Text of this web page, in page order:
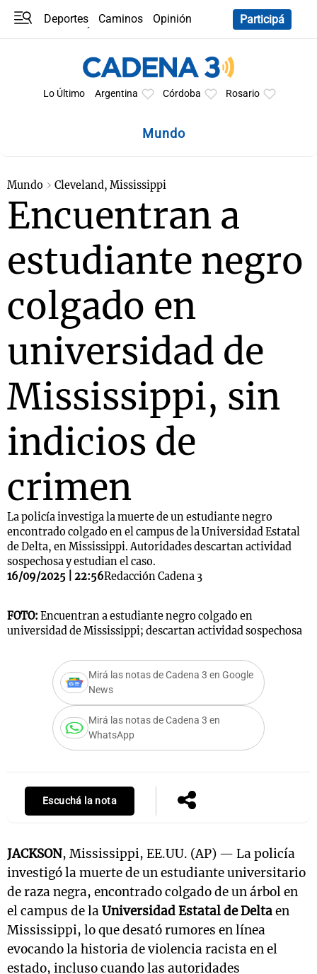
Deportes Caminos
Opinión
Participá
Lo Último Argentina Córdoba Rosario
Mundo
Mundo Cleveland, Mississippi
Encuentran a
estudiante negro
colgado en
universidad de
Mississippi, sin
indicios de
crimen
La policía investiga la muerte de un estudiante negro
encontrado colgado en el campus de la Universidad Estatal
de Delta, en Mississippi. Autoridades descartan actividad
sospechosa y estudian el caso.
16/09/2025 | 22:56Redacción Cadena 3
FOTO: Encuentran a estudiante negro colgado en
universidad de Mississippi; descartan actividad sospechosa
Mirá las notas de Cadena 3 en Google
News
Mirá las notas de Cadena 3 en
WhatsApp
Escuchá la nota
JACKSON, Mississippi, EE.UU. (AP) — La policía
investigó la muerte de un estudiante universitario
de raza negra, encontrado colgado de un árbol en
el campus de laUniversidad Estatal de Deltaen
Mississippi, lo que desató rumores en línea
evocando la historia de violencia racista en el
estado, incluso cuando las autoridades
Notas
Mundial 2026
La Sole en
Cadena 3